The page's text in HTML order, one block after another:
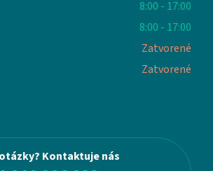
8:00 - 17:00
8:00 - 17:00
Zatvorené
Zatvorené
Kontaktuje nás